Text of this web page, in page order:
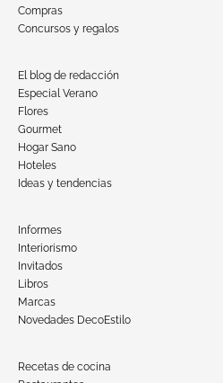
Compras
Concursos y regalos
El blog de redacción
Especial Verano
Flores
Gourmet
Hogar Sano
Hoteles
Ideas y tendencias
Informes
Interiorismo
Invitados
Libros
Marcas
Novedades DecoEstilo
Recetas de cocina